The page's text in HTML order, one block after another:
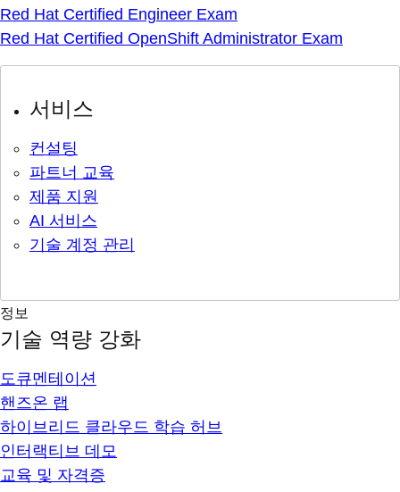
Red Hat Certified Engineer Exam
Red Hat Certified OpenShift Administrator Exam
서비스
컨설팅
파트너 교육
제품 지원
AI 서비스
기술 계정 관리
정보
기술 역량 강화
도큐멘테이션
핸즈온 랩
하이브리드 클라우드 학습 허브
인터랙티브 데모
교육 및 자격증